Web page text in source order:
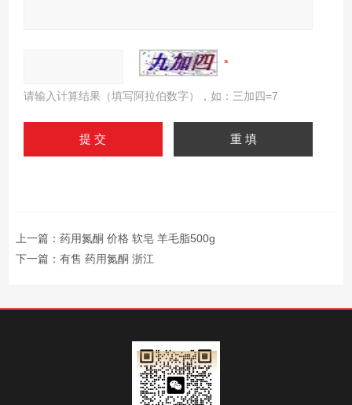
请输入计算结果（填写阿拉伯数字），如：三加四=7
上一篇： 药用氮酮 价格 软皂 羊毛脂500g
下一篇： 有售 药用氮酮 浙江